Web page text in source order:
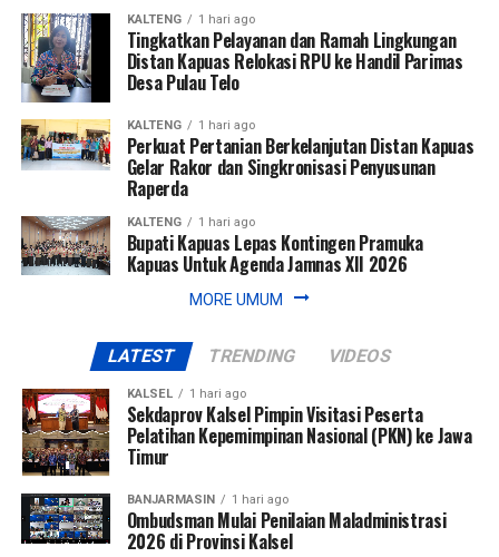
KALTENG 1 hari ago
Tingkatkan Pelayanan dan Ramah Lingkungan
Distan Kapuas Relokasi RPU ke Handil Parimas
Desa Pulau Telo
KALTENG 1 hari ago
Perkuat Pertanian Berkelanjutan Distan Kapuas
Gelar Rakor dan Singkronisasi Penyusunan
Raperda
KALTENG 1 hari ago
Bupati Kapuas Lepas Kontingen Pramuka
Kapuas Untuk Agenda Jamnas XII 2026
MORE UMUM
LATEST TRENDING VIDEOS
KALSEL 1 hari ago
Sekdaprov Kalsel Pimpin Visitasi Peserta
Pelatihan Kepemimpinan Nasional (PKN) ke Jawa
Timur
BANJARMASIN 1 hari ago
Ombudsman Mulai Penilaian Maladministrasi
2026 di Provinsi Kalsel